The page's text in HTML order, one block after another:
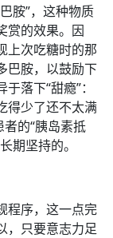
胺”，这种物质
赏的效果。因
上次吃糖时的那
巴胺，以鼓励下
落下“甜瘾”：
得少了还不太满
的“胰岛素抵
期坚持的。
程序，这一点完
，只要意志力足